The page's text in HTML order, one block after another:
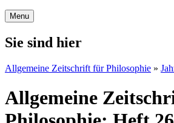
Menu
Sie sind hier
Allgemeine Zeitschrift für Philosophie »
Allgemeine